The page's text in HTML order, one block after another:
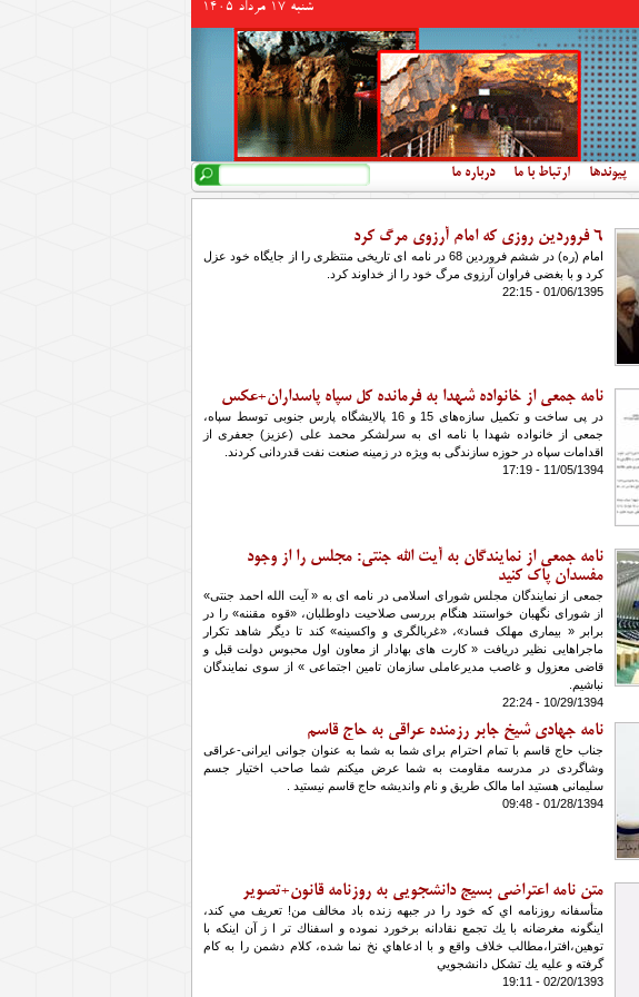
شنبه 17 مرداد 1405
پیوندها ارتباط با ما درباره ما فرم جستجو
جستجو
6 فروردین روزی که امام آرزوی مرگ کرد
امام (ره) در ششم فروردین 68 در نامه ای تاریخی منتظری را از جایگاه خود عزل
کرد و با بغضی فراوان آرزوی مرگ خود را از خداوند کرد.
01/06/1395 - 22:15
نامه جمعی از خانواده شهدا به فرمانده کل سپاه پاسداران+عکس
در پی ساخت و تکمیل سازه‌های 15 و 16 پالایشگاه پارس جنوبی توسط سپاه،
جمعی از خانواده شهدا با نامه ای به سرلشکر محمد علی (عزیز) جعفری از
اقدامات سپاه در حوزه سازندگی به ویژه در زمینه صنعت نفت قدردانی کردند.
11/05/1394 - 17:19
نامه جمعی از نمایندگان به آیت الله جنتی: مجلس را از وجود
مفسدان پاک کنید
جمعی از نمایندگان مجلس شورای اسلامی در نامه ای به « آیت الله احمد جنتی»
از شورای نگهبان خواستند هنگام بررسی صلاحیت داوطلبان، «قوه مقننه» را در
برابر « بیماری مهلک فساد»، «غربالگری و واکسینه» کند تا دیگر شاهد تکرار
ماجراهایی نظیر دریافت « کارت های بهادار از معاون اول محبوس دولت قبل و
قاضی معزول و غاصب مدیرعاملی سازمان تامین اجتماعی » از سوی نمایندگان
نباشیم.
10/29/1394 - 22:24
نامه جهادی شیخ جابر رزمنده عراقی به حاج قاسم
جناب حاج قاسم با تمام احترام برای شما به شما به عنوان جوانی ایرانی-عراقی
وشاگردی در مدرسه مقاومت به شما عرض میکنم شما صاحب اختیار جسم
سلیمانی هستید اما مالک طریق و نام واندیشه حاج قاسم نیستید .
01/28/1394 - 09:48
متن نامه اعتراضی بسیج دانشجویی به روزنامه قانون+تصویر
متأسفانه روزنامه اي كه خود را در جبهه زنده باد مخالف من! تعريف مي كند،
اينگونه مغرضانه با يك تجمع نقادانه برخورد نموده و اسفناك تر ا ز آن اينكه با
توهين،افترا،مطالب خلاف واقع و با ادعاهاي نخ نما شده، كلام دشمن را به كام
گرفته و عليه يك تشكل دانشجويي
02/20/1393 - 19:11